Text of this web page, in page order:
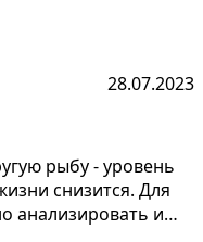
28.07.2023
рыбу - уровень
снизится. Для
анализировать и